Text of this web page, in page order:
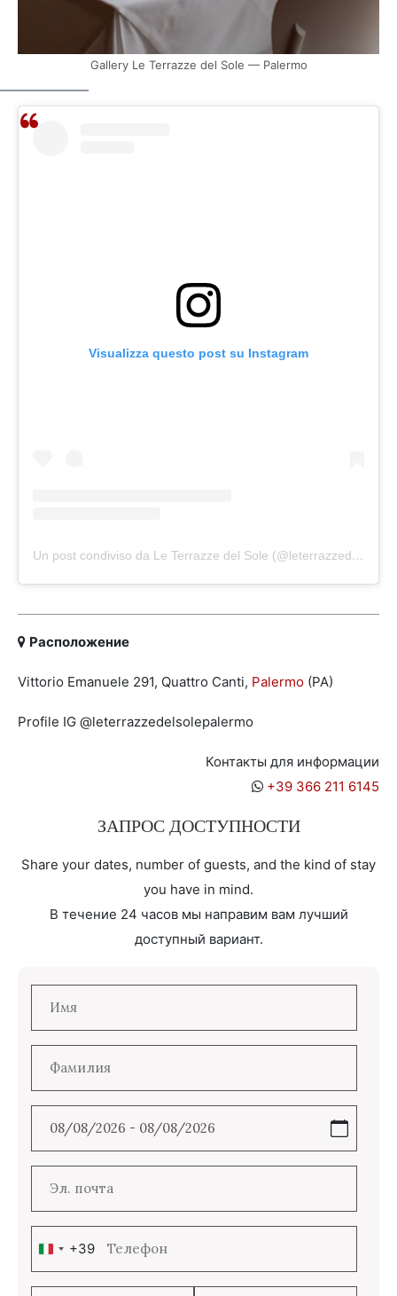
Gallery Le Terrazze del Sole — Palermo
Visualizza questo post su Instagram
Un post condiviso da Le Terrazze del Sole (@leterrazzedelsolepalermo)
Расположение
Vittorio Emanuele 291, Quattro Canti, Palermo (PA)
Profile IG @leterrazzedelsolepalermo
Контакты для информации
+39 366 211 6145
ЗАПРОС ДОСТУПНОСТИ
Share your dates, number of guests, and the kind of stay
you have in mind.
В течение 24 часов мы направим вам лучший
доступный вариант.
Italy+39